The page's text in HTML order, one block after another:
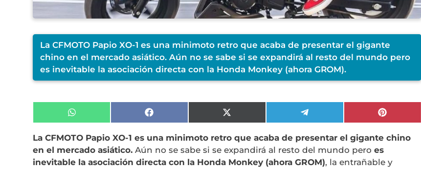
La CFMOTO Papio XO-1 es una minimoto retro que acaba de presentar el gigante
chino en el mercado asiático. Aún no se sabe si se expandirá al resto del mundo pero
es inevitable la asociación directa con la Honda Monkey (ahora GROM).
Compartir
en
WhatsApp
Compartir
en
Facebook
Compartir
en
(Twitter)
Compartir
en
Compartir
en
Pinterest
La CFMOTO Papio XO-1 es una minimoto retro que acaba de presentar el gigante chino
en el mercado asiático. Aún no se sabe si se expandirá al resto del mundo peroes
inevitable la asociación directa con la Honda Monkey (ahora GROM), la entrañable y